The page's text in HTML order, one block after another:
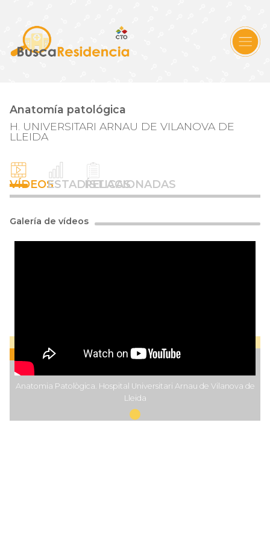
Anatomía patológica
H. UNIVERSITARI ARNAU DE VILANOVA DE
LLEIDA
VÍDEOSESTADÍSTICAS
RELACIONADAS
Galería de vídeos
Anatomia Patològica. Hospital Universitari Arnau de Vilanova de
Lleida